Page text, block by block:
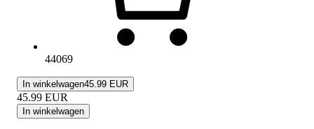
44069
In winkelwagen45.99 EUR
45.99 EUR
In winkelwagen